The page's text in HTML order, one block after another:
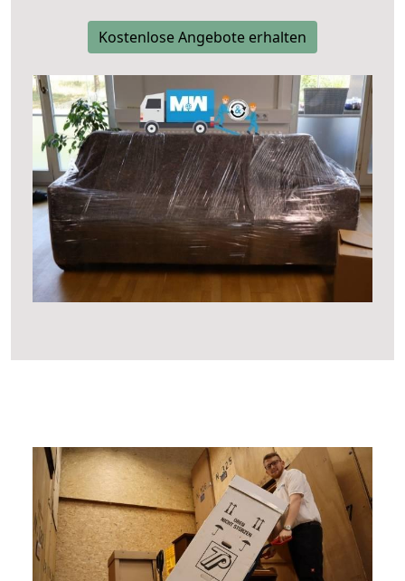
Kostenlose Angebote erhalten